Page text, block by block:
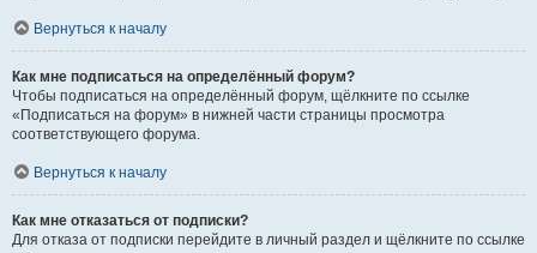
Вернуться к началу
Как мне подписаться на определённый форум?
Чтобы подписаться на определённый форум, щёлкните по ссылке
«Подписаться на форум» в нижней части страницы просмотра
соответствующего форума.
Вернуться к началу
Как мне отказаться от подписки?
Для отказа от подписки перейдите в личный раздел и щёлкните по ссылке